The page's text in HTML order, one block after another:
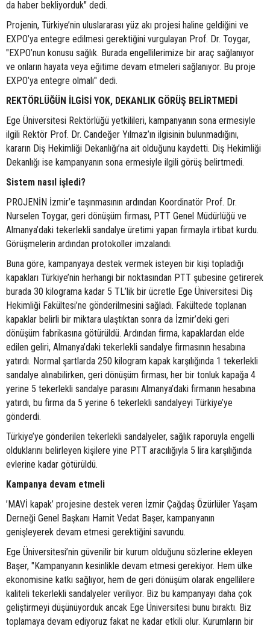
da haber bekliyorduk" dedi.
Projenin, Türkiye’nin uluslararası yüz akı projesi haline geldiğini ve
EXPO’ya entegre edilmesi gerektiğini vurgulayan Prof. Dr. Toygar,
"EXPO’nun konusu sağlık. Burada engellilerimize bir araç sağlanıyor
ve onların hayata veya eğitime devam etmeleri sağlanıyor. Bu proje
EXPO’ya entegre olmalı" dedi.
REKTÖRLÜĞÜN İLGİSİ YOK, DEKANLIK GÖRÜŞ BELİRTMEDİ
Ege Üniversitesi Rektörlüğü yetkilileri, kampanyanın sona ermesiyle
ilgili Rektör Prof. Dr. Candeğer Yılmaz’ın ilgisinin bulunmadığını,
kararın Diş Hekimliği Dekanlığı’na ait olduğunu kaydetti. Diş Hekimliği
Dekanlığı ise kampanyanın sona ermesiyle ilgili görüş belirtmedi.
Sistem nasıl işledi?
PROJENİN İzmir’e taşınmasının ardından Koordinatör Prof. Dr.
Nurselen Toygar, geri dönüşüm firması, PTT Genel Müdürlüğü ve
Almanya’daki tekerlekli sandalye üretimi yapan firmayla irtibat kurdu.
Görüşmelerin ardından protokoller imzalandı.
Buna göre, kampanyaya destek vermek isteyen bir kişi topladığı
kapakları Türkiye’nin herhangi bir noktasından PTT şubesine getirerek
burada 30 kilograma kadar 5 TL’lik bir ücretle Ege Üniversitesi Diş
Hekimliği Fakültesi’ne gönderilmesini sağladı. Fakültede toplanan
kapaklar belirli bir miktara ulaştıktan sonra da İzmir’deki geri
dönüşüm fabrikasına götürüldü. Ardından firma, kapaklardan elde
edilen geliri, Almanya’daki tekerlekli sandalye firmasının hesabına
yatırdı. Normal şartlarda 250 kilogram kapak karşılığında 1 tekerlekli
sandalye alınabilirken, geri dönüşüm firması, her bir tonluk kapağa 4
yerine 5 tekerlekli sandalye parasını Almanya’daki firmanın hesabına
yatırdı, bu firma da 5 yerine 6 tekerlekli sandalyeyi Türkiye’ye
gönderdi.
Türkiye’ye gönderilen tekerlekli sandalyeler, sağlık raporuyla engelli
olduklarını belirleyen kişilere yine PTT aracılığıyla 5 lira karşılığında
evlerine kadar götürüldü.
Kampanya devam etmeli
’MAVİ kapak’ projesine destek veren İzmir Çağdaş Özürlüler Yaşam
Derneği Genel Başkanı Hamit Vedat Başer, kampanyanın
genişleyerek devam etmesi gerektiğini savundu.
Ege Üniversitesi’nin güvenilir bir kurum olduğunu sözlerine ekleyen
Başer, "Kampanyanın kesinlikle devam etmesi gerekiyor. Hem ülke
ekonomisine katkı sağlıyor, hem de geri dönüşüm olarak engellilere
kaliteli tekerlekli sandalyeler veriliyor. Biz bu kampanyayı daha çok
geliştirmeyi düşünüyorduk ancak Ege Üniversitesi bunu bıraktı. Biz
toplamaya devam ediyoruz fakat ne kadar etkili olur. Kurumların bir